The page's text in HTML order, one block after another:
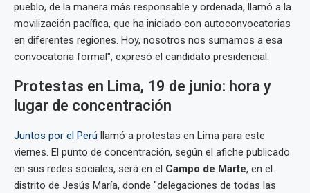
pueblo, de la manera más responsable y ordenada, llamó a la
movilización pacífica, que ha iniciado con autoconvocatorias
en diferentes regiones. Hoy, nosotros nos sumamos a esa
convocatoria formal", expresó el candidato presidencial.
Protestas en Lima, 19 de junio: hora y
lugar de concentración
Juntos por el Perú
llamó a protestas en Lima para este
viernes. El punto de concentración, según el afiche publicado
en sus redes sociales, será en el Campo de Marte, en el
distrito de Jesús María, donde "delegaciones de todas las